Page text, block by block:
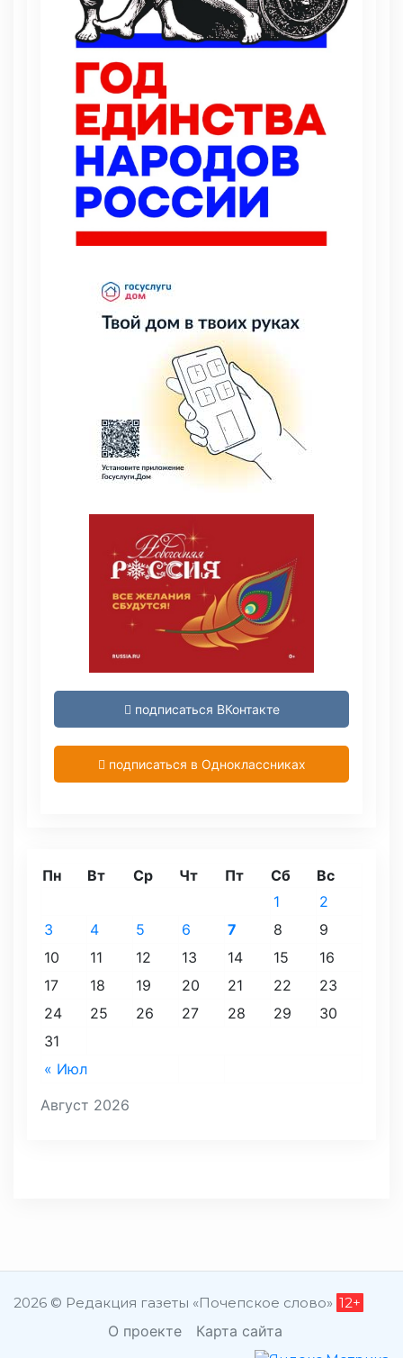
подписаться ВКонтакте
подписаться в Одноклассниках
Август 2026
Пн Вт Ср Чт Пт Сб Вс
« Июл
1
2
3
4 5 6 7 8
9
10
11 12 13 14 15
16
17
18 19 20 21 22
23
24
25 26 27 28 29
30
31
2026 © Редакция газеты «Почепское слово» 12+
О проекте Карта сайта